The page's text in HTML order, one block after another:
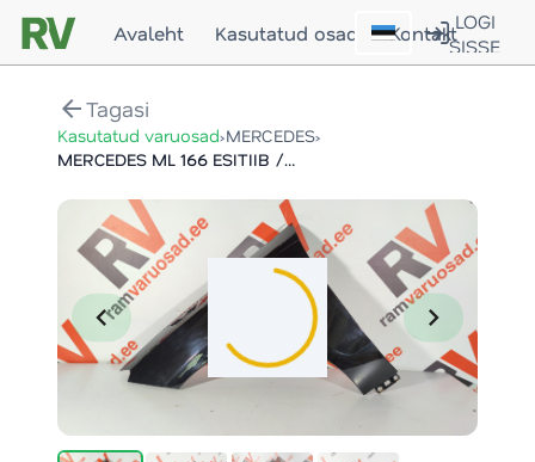
Avaleht Kasutatud osad KontaktLOGI
SISSE
arrow_backTagasi
Kasutatud varuosad›MERCEDES›
MERCEDES ML 166 ESITIIB / FRONT FENDER
chevron_left chevron_right